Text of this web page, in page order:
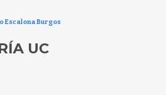
Escalona Burgos
UC